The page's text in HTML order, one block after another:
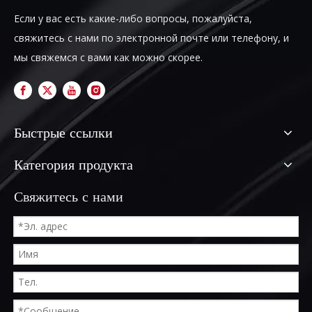
Если у вас есть какие-либо вопросы, пожалуйста,
свяжитесь с нами по электронной почте или телефону, и
мы свяжемся с вами как можно скорее.
Быстрые ссылки
Категория продукта
Свяжитесь с нами